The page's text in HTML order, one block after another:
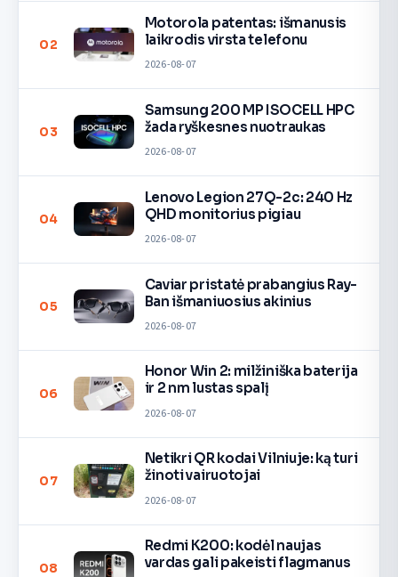
02
Motorola patentas: išmanusis
laikrodis virsta telefonu
2026-08-07
03
Samsung 200 MP ISOCELL HPC
žada ryškesnes nuotraukas
2026-08-07
04
Lenovo Legion 27Q-2c: 240 Hz
QHD monitorius pigiau
2026-08-07
05
Caviar pristatė prabangius Ray-
Ban išmaniuosius akinius
2026-08-07
06
Honor Win 2: milžiniška baterija
ir 2 nm lustas spalį
2026-08-07
07
Netikri QR kodai Vilniuje: ką turi
žinoti vairuotojai
2026-08-07
08
Redmi K200: kodėl naujas
vardas gali pakeisti flagmanus